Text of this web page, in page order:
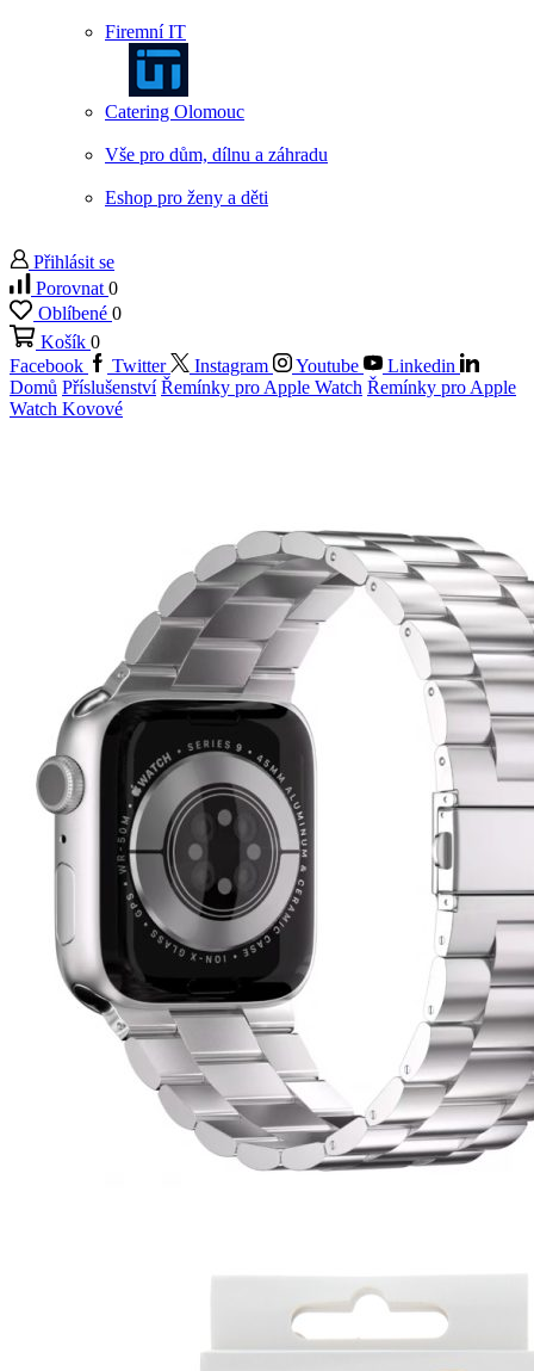
Firemní IT
Catering Olomouc
Vše pro dům, dílnu a záhradu
Eshop pro ženy a děti
Přihlásit se
Porovnat 0
Oblíbené 0
Košík 0
Facebook
Twitter Instagram Youtube
Linkedin
Domů Příslušenství Řemínky pro Apple Watch Řemínky pro Apple
Watch Kovové